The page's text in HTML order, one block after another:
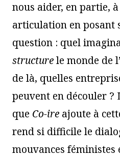
nous aider, en partie,
articulation en posant
question : quel
structurele monde de
de là, quelles
peuvent en découler ?
que Co-ire ajoute à
rend si difficile le
mouvances féministes